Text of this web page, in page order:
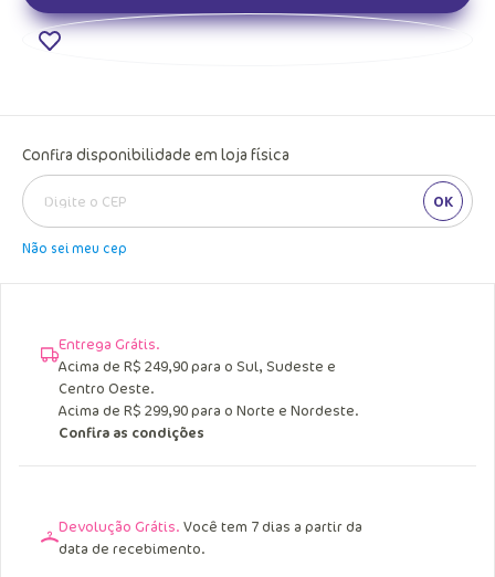
Confira disponibilidade em loja física
OK
Não sei meu cep
Entrega Grátis.
Acima de R$ 249,90 para o Sul, Sudeste e
Centro Oeste.
Acima de R$ 299,90 para o Norte e Nordeste.
Confira as condições
Devolução Grátis. Você tem 7 dias a partir da
data de recebimento.